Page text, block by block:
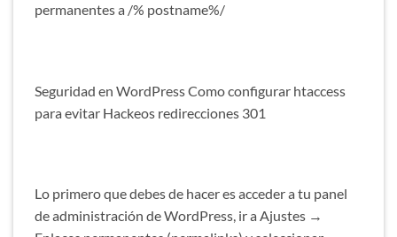
permanentes a /% postname%/
Seguridad en WordPress Como configurar htaccess
para evitar Hackeos redirecciones 301
Lo primero que debes de hacer es acceder a tu panel
de administración de WordPress, ir a Ajustes →